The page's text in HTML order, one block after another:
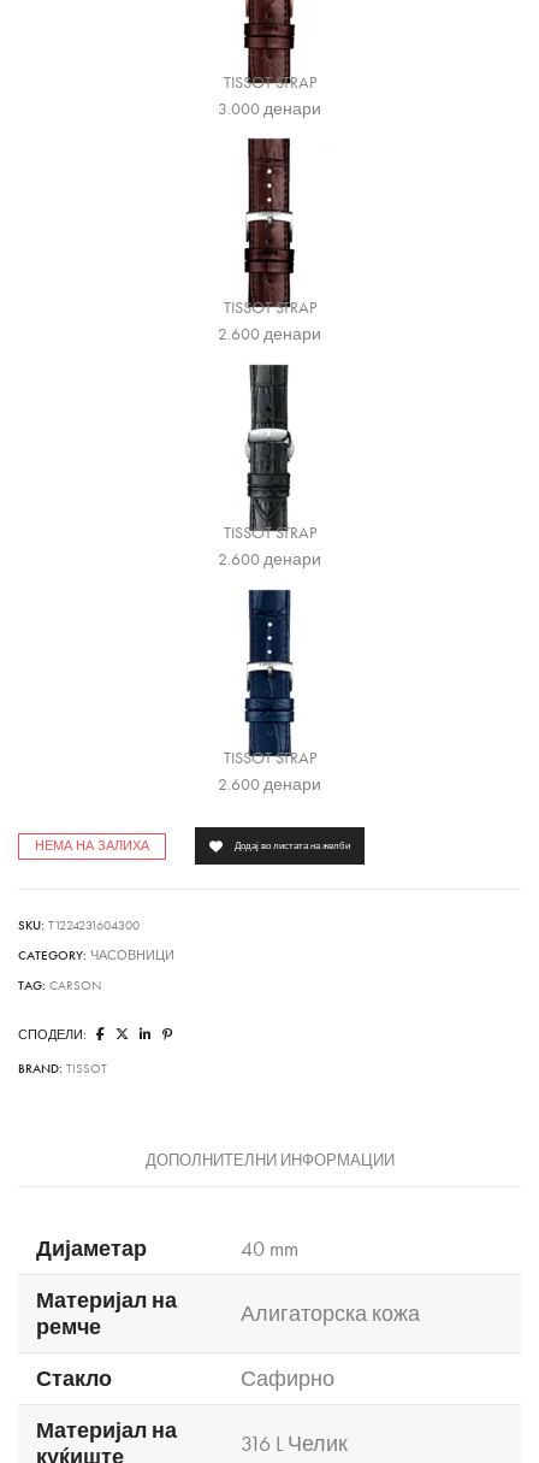
TISSOT STRAP
3.000денари
TISSOT STRAP
2.600денари
TISSOT STRAP
2.600денари
TISSOT STRAP
2.600денари
НЕМА НА ЗАЛИХА Додај во листата на желби
SKU: T1224231604300
CATEGORY: ЧАСОВНИЦИ
TAG: CARSON
СПОДЕЛИ:
BRAND: TISSOT
ДОПОЛНИТЕЛНИ ИНФОРМАЦИИ
Дијаметар
40 mm
Материјал на
ремче
Алигаторска кожа
Стакло
Сафирно
Материјал на
куќиште
316 L Челик